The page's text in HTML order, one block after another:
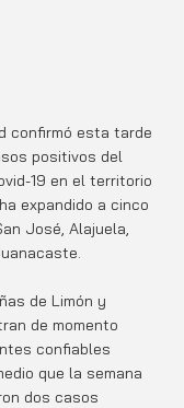
confirmó esta tarde
positivos del
19 en el territorio
expandido a cinco
José, Alajuela,
de Limón y
de momento
confiables
que la semana
dos casos